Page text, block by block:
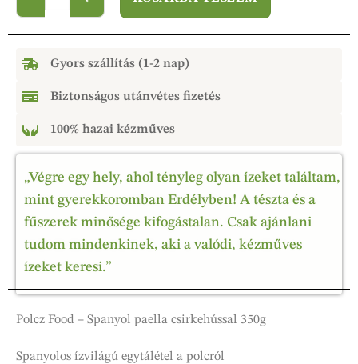
Gyors szállítás (1-2 nap)
Biztonságos utánvétes fizetés
100% hazai kézműves
„Végre egy hely, ahol tényleg olyan ízeket találtam,
mint gyerekkoromban Erdélyben! A tészta és a
fűszerek minősége kifogástalan. Csak ajánlani
tudom mindenkinek, aki a valódi, kézműves
ízeket keresi.”
Polcz Food – Spanyol paella csirkehússal 350g
Spanyolos ízvilágú egytálétel a polcról